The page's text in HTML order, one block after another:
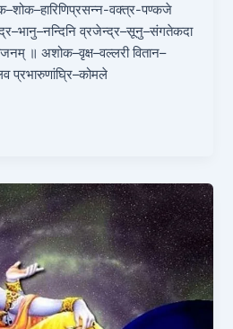
वक्त्र-पण्कजे
व्रजेन्द्र–सूनु–संगतेकदा
॥ अशोक–वृक्ष–वल्लरी वितान–
प्रभारुणांघ्रि–कोमले